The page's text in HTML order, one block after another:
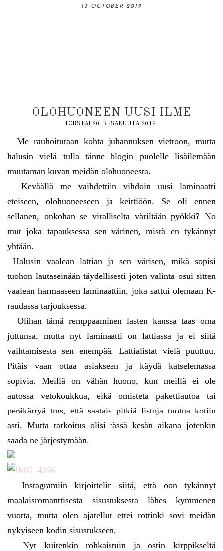
13 OCTOBER 2019
06 OCTOBER 2019
31 AUGUST 2019
18 AUGUST 2019
OLOHUONEEN UUSI ILME
TORSTAI 20. KESÄKUUTA 2019
Me rauhoitutaan kohta juhannuksen viettoon, mutta
halusin vielä tulla tänne blogin puolelle lisäilemään
muutaman kuvan meidän olohuoneesta.
Keväällä me vaihdettiin vihdoin uusi laminaatti
eteiseen, olohuoneeseen ja keittiöön. Se oli ennen
sellanen, onkohan se viralliselta väriltään pyökki? No
mut joka tapauksessa sen värinen, mistä en tykännyt
yhtään.
Halusin vaalean lattian ja sen värisen, mikä sopisi
tuohon lautaseinään täydellisesti joten valinta osui sitten
vaalean harmaaseen laminaattiin, joka sattui olemaan K-
raudassa tarjouksessa.
Olihan tämä remppaaminen lasten kanssa taas oma
juttunsa, mutta nyt laminaatti on lattiassa ja ei siitä
vaihtamisesta sen enempää. Lattialistat vielä puuttuu.
Pitäis vaan ottaa asiakseen ja käydä katselemassa
sopivia. Meillä on vähän huono, kun meillä ei ole
autossa vetokoukkua, eikä omisteta pakettiautoa tai
peräkärryä tms, että saatais pitkiä listoja tuotua kotiin
asti. Mutta tarkoitus olisi tässä kesän aikana jotenkin
saada ne järjestymään.
Instagramiin kirjoittelin siitä, että oon tykännyt
maalaisromanttisesta sisustuksesta lähes kymmenen
vuotta, mutta olen ajatellut ettei rottinki sovi meidän
nykyiseen kodin sisustukseen.
Nyt kuitenkin rohkaistuin ja ostin kirppikseltä